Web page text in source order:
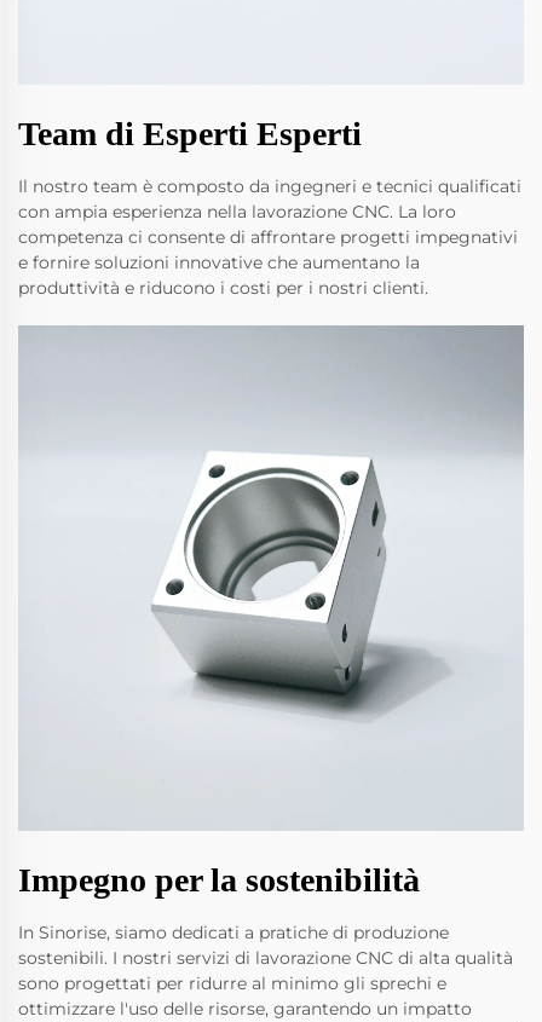
Team di Esperti Esperti
Il nostro team è composto da ingegneri e tecnici qualificati
con ampia esperienza nella lavorazione CNC. La loro
competenza ci consente di affrontare progetti impegnativi
e fornire soluzioni innovative che aumentano la
produttività e riducono i costi per i nostri clienti.
Impegno per la sostenibilità
In Sinorise, siamo dedicati a pratiche di produzione
sostenibili. I nostri servizi di lavorazione CNC di alta qualità
sono progettati per ridurre al minimo gli sprechi e
ottimizzare l'uso delle risorse, garantendo un impatto